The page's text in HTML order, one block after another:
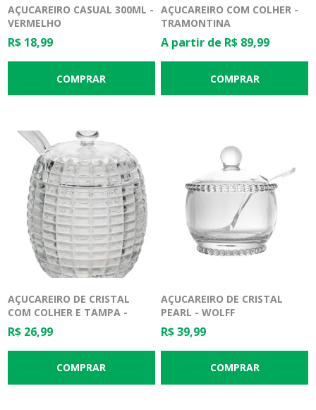
AÇUCAREIRO CASUAL 300ML -
VERMELHO
R$ 18,99
AÇUCAREIRO COM COLHER -
TRAMONTINA
A partir de R$ 89,99
AÇUCAREIRO DE CRISTAL
COM COLHER E TAMPA -
LYOR
R$ 26,99
AÇUCAREIRO DE CRISTAL
PEARL - WOLFF
R$ 39,99